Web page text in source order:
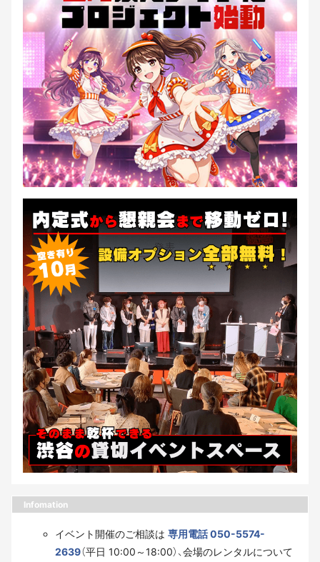
Infomation
イベント開催のご相談は 専用電話 050-5574-
2639（平日 10:00～18:00）、会場のレンタルについて